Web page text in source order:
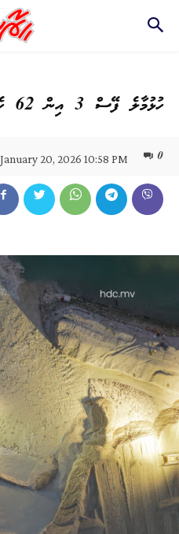
ހުޅުމާލެ ފޭސް 3 އިން 62 ހެކްޓަރުގެ ބިން ހިއްކައިފި
January 20, 2026 10:58 PM 0